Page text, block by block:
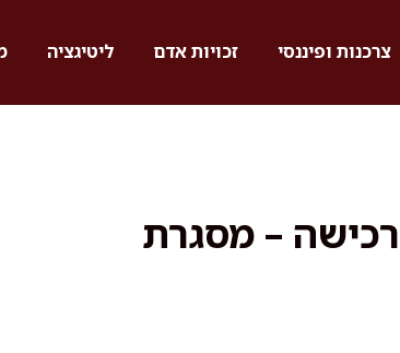
צרכנות ופיננסי זכויות אדם ליטיגציה
– מסגרת